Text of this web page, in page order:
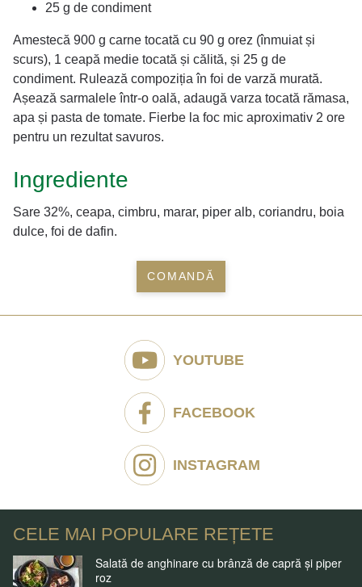
25 g de condiment
Amestecă 900 g carne tocată cu 90 g orez (înmuiat și
scurs), 1 ceapă medie tocată și călită, și 25 g de
condiment. Rulează compoziția în foi de varză murată.
Așează sarmalele într-o oală, adaugă varza tocată rămasa,
apa și pasta de tomate. Fierbe la foc mic aproximativ 2 ore
pentru un rezultat savuros.
Ingrediente
Sare 32%, ceapa, cimbru, marar, piper alb, coriandru, boia
dulce, foi de dafin.
COMANDĂ
YOUTUBE
FACEBOOK
INSTAGRAM
CELE MAI POPULARE REȚETE
Salată de anghinare cu brânză de capră și piper
roz